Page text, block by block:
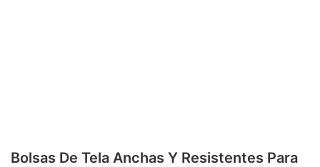
Bolsas De Tela Anchas Y Resistentes Para